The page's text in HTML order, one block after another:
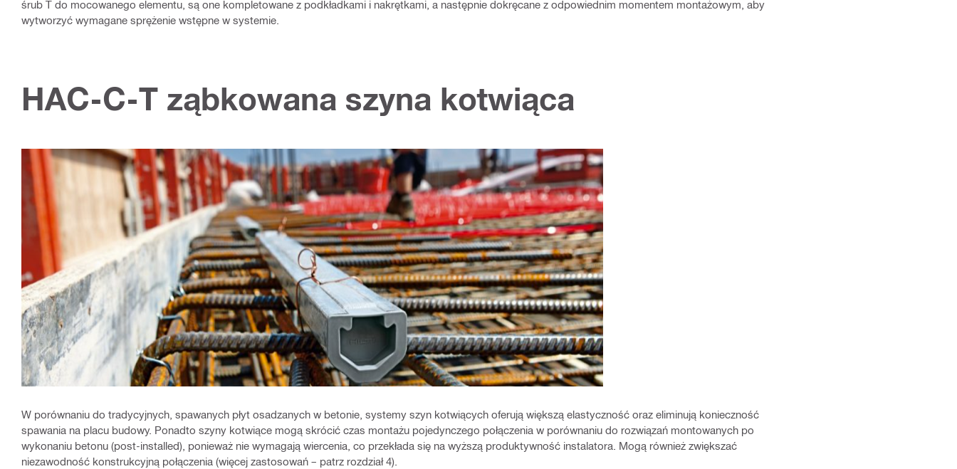
śrub T do mocowanego elementu, są one kompletowane z podkładkami i nakrętkami, a następnie dokręcane z odpowiednim momentem montażowym, aby
wytworzyć wymagane sprężenie wstępne w systemie.
HAC-C-T ząbkowana szyna kotwiąca
W porównaniu do tradycyjnych, spawanych płyt osadzanych w betonie, systemy szyn kotwiących oferują większą elastyczność oraz eliminują konieczność
spawania na placu budowy. Ponadto szyny kotwiące mogą skrócić czas montażu pojedynczego połączenia w porównaniu do rozwiązań montowanych po
wykonaniu betonu (post-installed), ponieważ nie wymagają wiercenia, co przekłada się na wyższą produktywność instalatora. Mogą również zwiększać
niezawodność konstrukcyjną połączenia (więcej zastosowań – patrz rozdział 4).